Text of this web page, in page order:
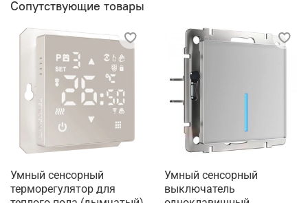
Сопутствующие товары
Умный сенсорный
терморегулятор для
Умный cенсорный
выключатель